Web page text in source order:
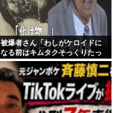
被爆者さん「わしがケロイドに
なる前はキムタクそっくりたっ
たんじゃ」ハードなギャグをか
ます